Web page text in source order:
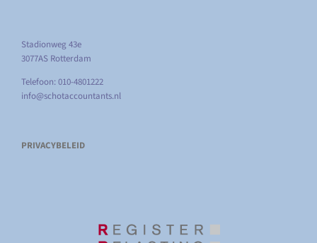
Stadionweg 43e
3077AS Rotterdam
Telefoon: 010-4801222
info@schotaccountants.nl
PRIVACYBELEID